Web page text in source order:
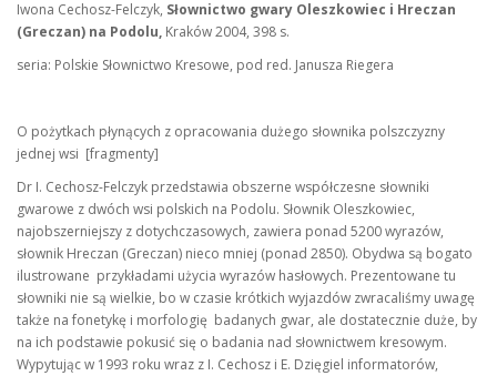
Iwona Cechosz-Felczyk, Słownictwo gwary Oleszkowiec i Hreczan
(Greczan) na Podolu, Kraków 2004, 398 s.
seria: Polskie Słownictwo Kresowe, pod red. Janusza Riegera
O pożytkach płynących z opracowania dużego słownika polszczyzny
jednej wsi [fragmenty]
Dr I. Cechosz-Felczyk przedstawia obszerne współczesne słowniki
gwarowe z dwóch wsi polskich na Podolu. Słownik Oleszkowiec,
najobszerniejszy z dotychczasowych, zawiera ponad 5200 wyrazów,
słownik Hreczan (Greczan) nieco mniej (ponad 2850). Obydwa są bogato
ilustrowane przykładami użycia wyrazów hasłowych. Prezentowane tu
słowniki nie są wielkie, bo w czasie krótkich wyjazdów zwracaliśmy uwagę
także na fonetykę i morfologię badanych gwar, ale dostatecznie duże, by
na ich podstawie pokusić się o badania nad słownictwem kresowym.
Wypytując w 1993 roku wraz z I. Cechosz i E. Dzięgiel informatorów,